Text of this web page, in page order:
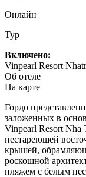
Онлайн
Тур
Включено:
Vinpearl Resort
Об отеле
На карте
Гордо
заложенных в
Vinpearl Resort Nha
нестареющей
крышей,
роскошной
пляжем с белым